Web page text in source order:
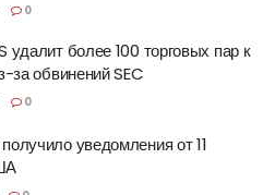
0
удалит более 100 торговых пар к
за обвинений SEC
0
уведомления от 11